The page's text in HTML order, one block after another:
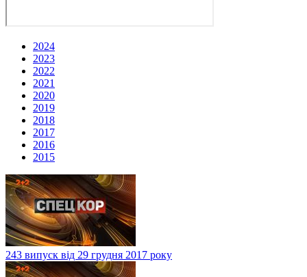
2024
2023
2022
2021
2020
2019
2018
2017
2016
2015
243 випуск від 29 грудня 2017 року